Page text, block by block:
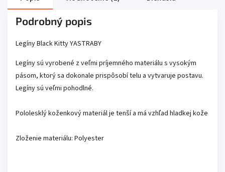
Podrobný popis
Legíny Black Kitty YASTRABY
Legínysú vyrobené z veľmi príjemného materiálu s vysokým
pásom, ktorý sa dokonale prispôsobítelu a vytvaruje postavu.
Legínysú veľmi pohodlné.
Pololesklý koženkový materiál je tenší a má vzhľad hladkej kože
Zloženie materiálu: Polyester